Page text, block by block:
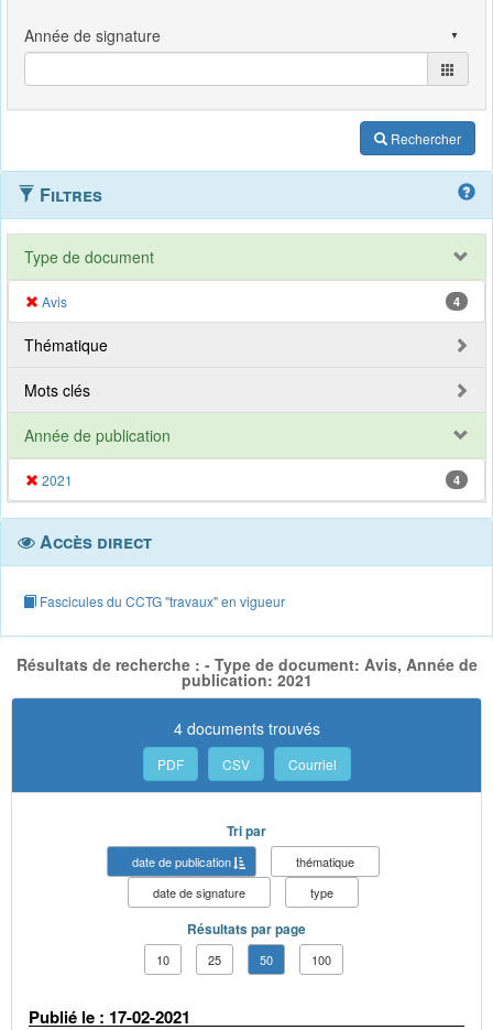
Rechercher
Filtres
Type de document
Avis 4
Thématique
Mots clés
Année de publication
2021 4
Accès direct
Fascicules du CCTG "travaux" en vigueur
Résultats de recherche : - Type de document: Avis, Année de
publication: 2021
4 documents trouvés
PDF CSV Courriel
Tri par
date de publication
thématique
date de signature
type
Résultats par page
10 25 50 100
Publié le : 17-02-2021